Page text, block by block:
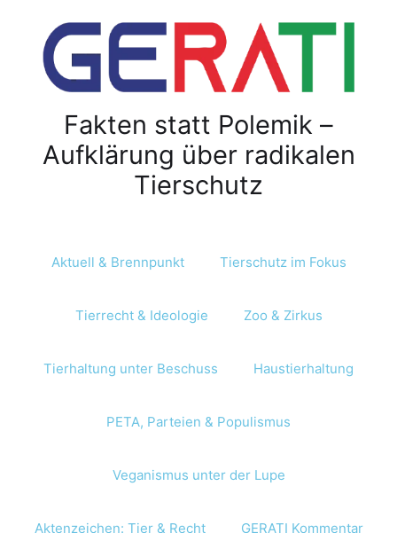
Fakten statt Polemik –
Aufklärung über radikalen
Tierschutz
Aktuell & Brennpunkt Tierschutz im Fokus
Tierrecht & Ideologie Zoo & Zirkus
Tierhaltung unter Beschuss Haustierhaltung
PETA, Parteien & Populismus
Veganismus unter der Lupe
Aktenzeichen: Tier & Recht GERATI Kommentar